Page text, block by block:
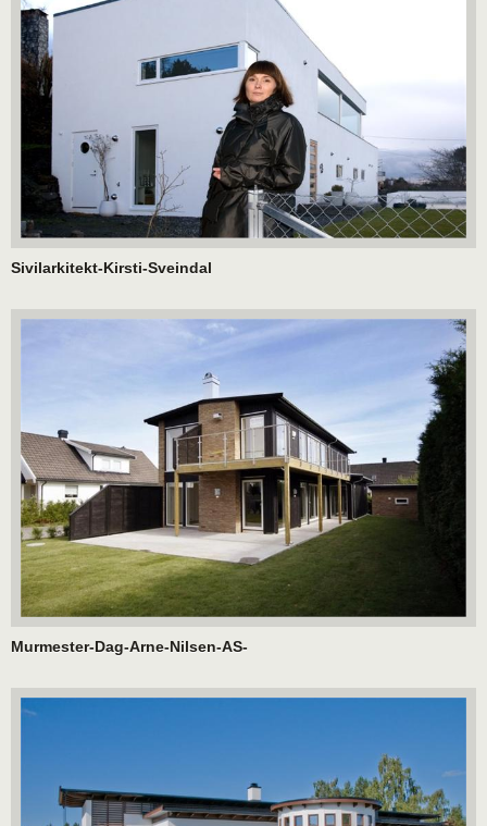
Sivilarkitekt-Kirsti-Sveindal
Murmester-Dag-Arne-Nilsen-AS-